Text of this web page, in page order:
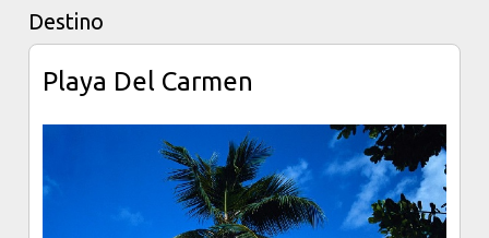
En esta propiedad con excelentes instalaciones y servicios
para unas vacaciones memorables, se busca al máximo la
actividades únicas y entretenidas para compartir con tus
Hay una excelente selección de cocina con influencias
Caribeñas, Mexicanas y Europeas y una amplia variedad de
especialidades Americanas. El desayuno, la comida y la
cena ofrecen una gran muestra de sabores mundiales,
preparados por chefs internacionales y de la región.
Destino
Playa Del Carmen